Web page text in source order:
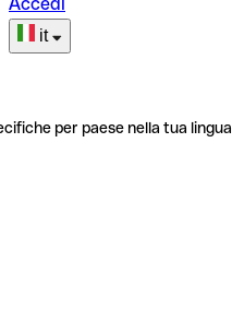
it
per paese nella tua lingua